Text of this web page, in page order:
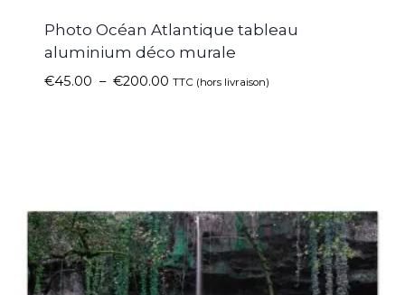
Photo Océan Atlantique tableau
aluminium déco murale
€45.00 – €200.00 TTC (hors livraison)